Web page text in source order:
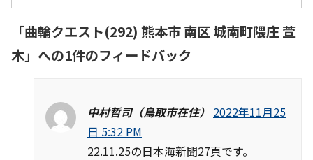
「曲輪クエスト(292) 熊本市 南区 城南町隈庄 萱
木」への1件のフィードバック
中村哲司（鳥取市在住） 2022年11月25
日 5:32 PM
22.11.25の日本海新聞27頁です。